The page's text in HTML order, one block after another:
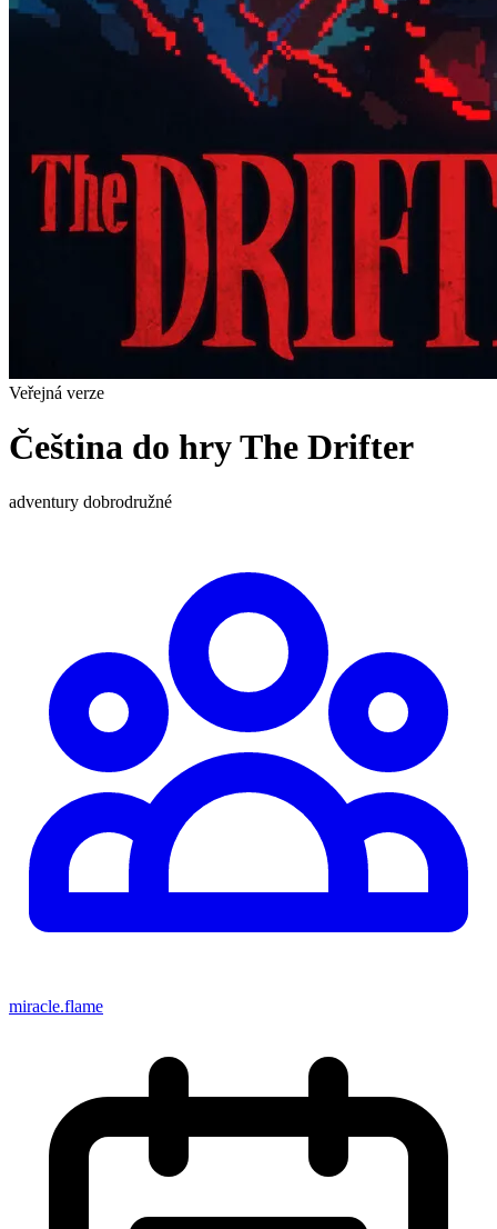
Veřejná verze
Čeština do hry The Drifter
adventury dobrodružné
miracle.flame